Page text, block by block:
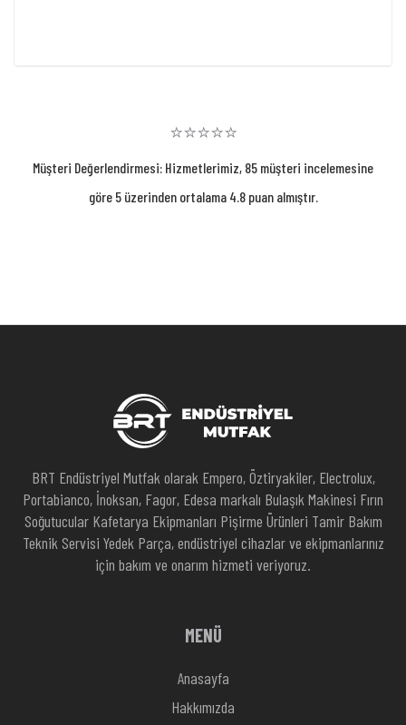
⭐⭐⭐⭐⭐
Müşteri Değerlendirmesi: Hizmetlerimiz, 85 müşteri incelemesine
göre 5 üzerinden ortalama 4.8 puan almıştır.
BRT Endüstriyel Mutfak olarak Empero, Öztiryakiler, Electrolux,
Portabianco, İnoksan, Fagor, Edesa markalı Bulaşık Makinesi Fırın
Soğutucular Kafetarya Ekipmanları Pişirme Ürünleri Tamir Bakım
Teknik Servisi Yedek Parça, endüstriyel cihazlar ve ekipmanlarınız
için bakım ve onarım hizmeti veriyoruz.
MENÜ
Anasayfa
Hakkımızda